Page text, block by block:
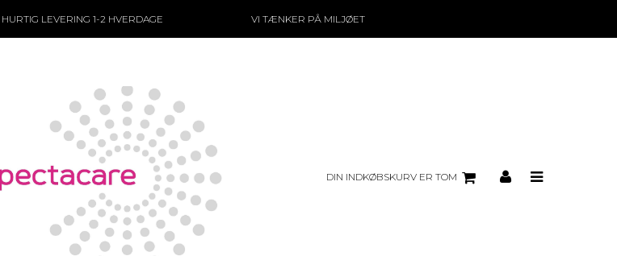
HURTIG LEVERING 1-2 HVERDAGE VI TÆNKER PÅ MILJØET
DIN INDKØBSKURV ER TOM